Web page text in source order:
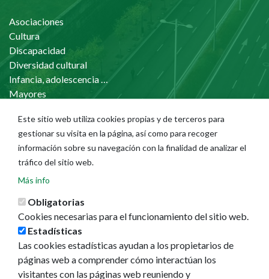
Asociaciones
Cultura
Discapacidad
Diversidad cultural
Mayores
Ayuntamiento
Memorias municipales
Presupuestos
Portal del Empleado
La ciudad
Callejero
GeoPamplona
Este sitio web utiliza cookies propias y de terceros para
gestionar su visita en la página, así como para recoger
información sobre su navegación con la finalidad de analizar el
tráfico del sitio web.
Más info
Obligatorias
Cookies necesarias para el funcionamiento del sitio web.
Estadísticas
Las cookies estadísticas ayudan a los propietarios de
páginas web a comprender cómo interactúan los
visitantes con las páginas web reuniendo y